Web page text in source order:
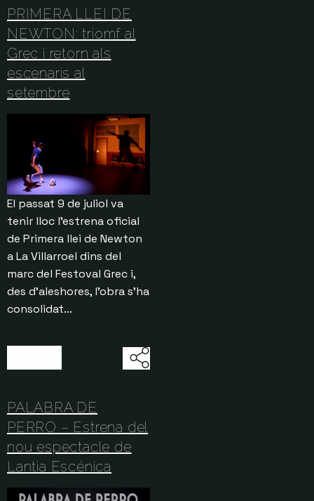
PRIMERA LLEI DE
NEWTON: triomf al
Grec i retorn als
escenaris al
setembre
El passat 9 de juliol va
tenir lloc l’estrena oficial
de Primera llei de Newton
a La Villarroel dins del
marc del Festoval Grec i,
des d’aleshores, l’obra s’ha
consolidat...
PALABRA DE
PERRO – Estrena del
nou espectacle de
Lantia Escénica